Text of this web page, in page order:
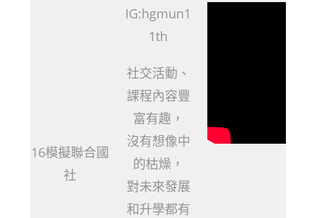
16模擬聯合國
社
IG:hgmun1
1th
社交活動、
課程內容豐
富有趣，
沒有想像中
的枯燥，
對未來發展
和升學都有